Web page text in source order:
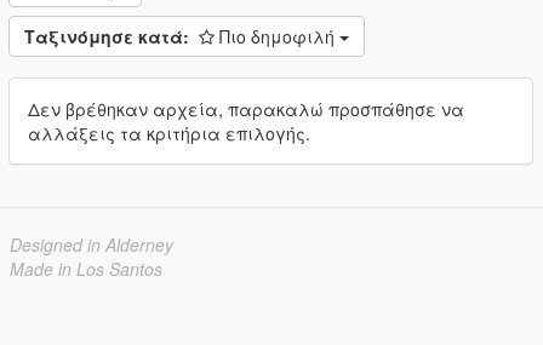
Ταξινόμησε κατά: Πιο δημοφιλή
Δεν βρέθηκαν αρχεία, παρακαλώ προσπάθησε να
αλλάξεις τα κριτήρια επιλογής.
Designed in Alderney
Made in Los Santos